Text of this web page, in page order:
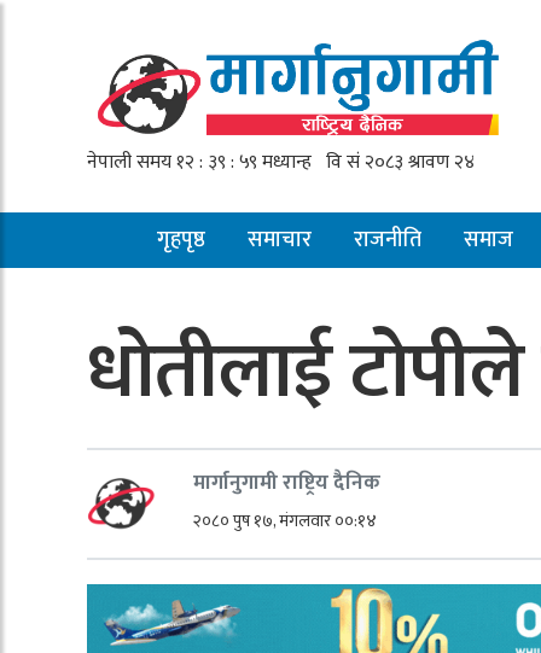
गृहपृष्ठ समाचार राजनीति समाज
धोतीलाई
मार्गानुगामी राष्ट्रिय दैनिक
२०८० पुष १७, मंगलवार ००:१४